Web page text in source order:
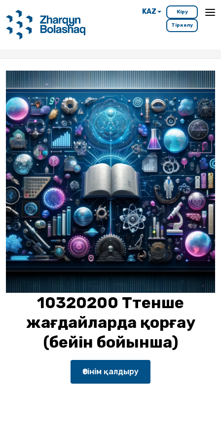
KAZ Кіру
Тіркелу
10320200 Төтенше
жағдайларда қорғау
(бейін бойынша)
Өтінім қалдыру